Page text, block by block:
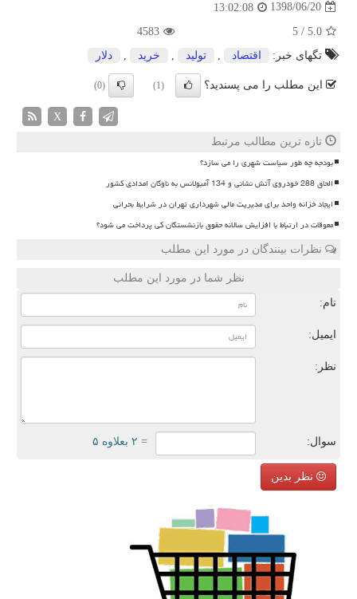
1398/06/20
13:02:08
5.0
/
5
4583
تگهای خبر:
اقتصاد تولید خرید دلار
این مطلب را می پسندید؟ (1)
(0)
X
تازه ترین مطالب مرتبط
بودجه چه طور سیاست شهری را می سازد؟
الحاق 288 خودروی آتش نشانی و 134 آمبولانس به ناوگان امدادی کشور
ایجاد خزانه واحد برای مدیریت مالی شهرداری تهران در شرایط بحرانی
معوقات در ارتباط با افزایش سالانه حقوق بازنشستگان کی پرداخت می شود؟
نظرات بینندگان در مورد این مطلب
نظر شما در مورد این مطلب
نام:
ایمیل:
نظر:
سوال: = ۲ بعلاوه ۵
نظر بدین